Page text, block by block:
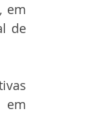
em
de
em